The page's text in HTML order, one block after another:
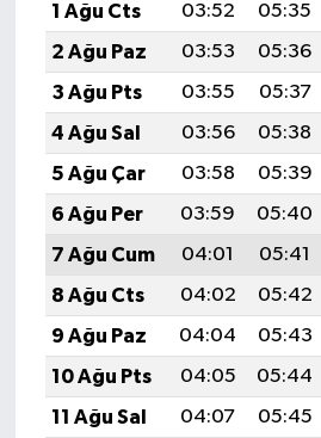
1 Ağu Cts
03:52 05:35
2 Ağu Paz
03:53 05:36
3 Ağu Pts
03:55 05:37
4 Ağu Sal
03:56 05:38
5 Ağu Çar
03:58 05:39
6 Ağu Per
03:59 05:40
7 Ağu Cum
04:01 05:41
8 Ağu Cts
04:02 05:42
9 Ağu Paz
04:04 05:43
10 Ağu Pts
04:05 05:44
11 Ağu Sal
04:07 05:45